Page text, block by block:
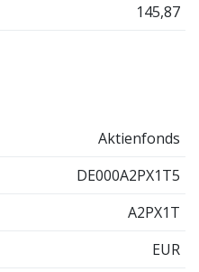
145,87
Aktienfonds
DE000A2PX1T5
A2PX1T
EUR